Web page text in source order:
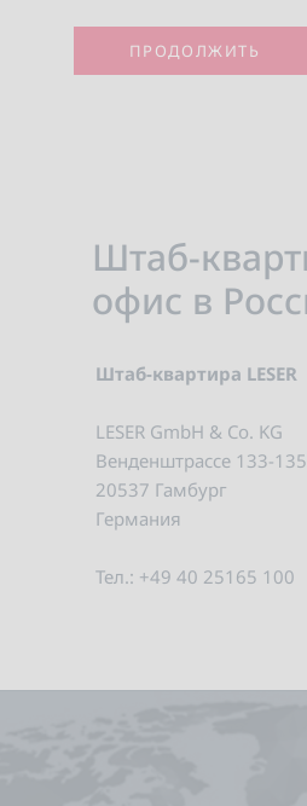
Штаб-
офис в
Штаб-квартира LESER
LESER GmbH & Co. KG
Венденштрассе 133-135
20537 Гамбург
Германия
Тел.: +49 40 25165 100